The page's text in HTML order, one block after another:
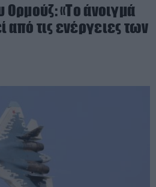
Ορμούζ: «Το άνοιγμά
από τις ενέργειες των